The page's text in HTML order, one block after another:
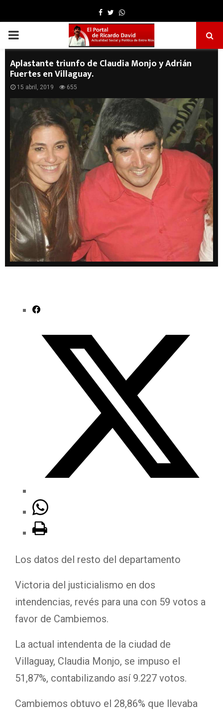
Facebook
TwitterWhatsapp
PRIMARY
MENU
Aplastante triunfo de Claudia Monjo y Adrián
Fuertes en Villaguay.
15 abril, 2019 655
Los datos del resto del departamento
Victoria del justicialismo en dos
intendencias, revés para una con 59 votos a
favor de Cambiemos.
La actual intendenta de la ciudad de
Villaguay, Claudia Monjo, se impuso el
51,87%, contabilizando así 9.227 votos.
Cambiemos obtuvo el 28,86% que llevaba